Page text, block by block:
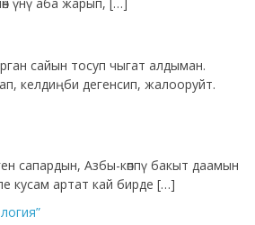
сайын тосуп чыгат алдыман.
келдиңби дегенсип, жалооруйт.
сапардын, Азбы-көппү бакыт даамын
кусам артат кай бирде […]